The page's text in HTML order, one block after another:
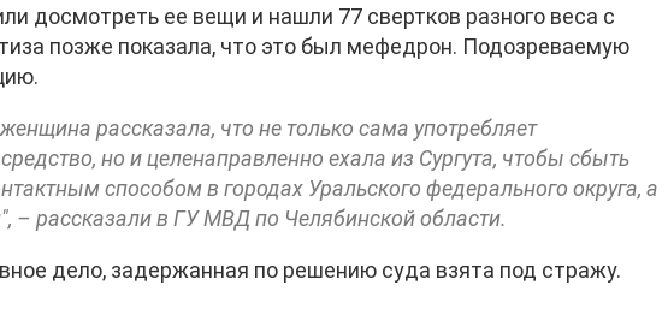
досмотреть ее вещи и нашли 77 свертков разного веса с
позже показала, что это был мефедрон. Подозреваемую
рассказала, что не только сама употребляет
но и целенаправленно ехала из Сургута, чтобы сбыть
способом в городах Уральского федерального округа, а
– рассказали в ГУ МВД по Челябинской области.
дело, задержанная по решению суда взята под стражу.